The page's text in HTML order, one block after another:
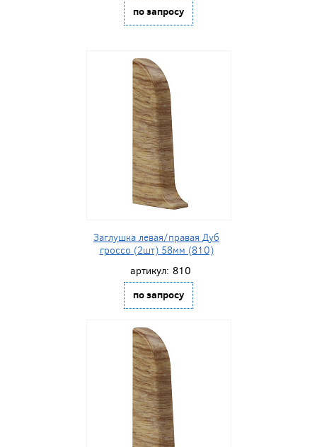
по запросу
Заглушка левая/правая Дуб
гроссо (2шт) 58мм (810)
артикул: 810
по запросу